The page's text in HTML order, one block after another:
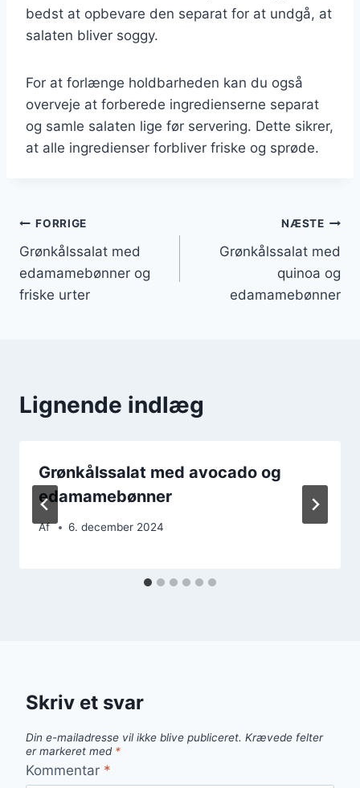
bedst at opbevare den separat for at undgå, at
salaten bliver soggy.
For at forlænge holdbarheden kan du også
overveje at forberede ingredienserne separat
og samle salaten lige før servering. Dette sikrer,
at alle ingredienser forbliver friske og sprøde.
Indlægsnavigation
FORRIGE
Grønkålssalat med
edamamebønner og
friske urter
NÆSTE
Grønkålssalat med
quinoa og
edamamebønner
Lignende indlæg
Grønkålssalat med avocado og
edamamebønner
Af 6. december 2024
Skriv et svar
Din e-mailadresse vil ikke blive publiceret. Krævede felter
er markeret med *
Kommentar *